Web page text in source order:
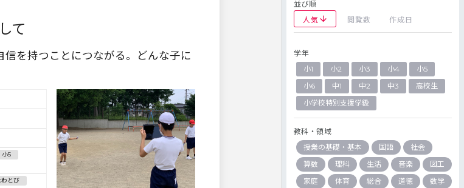
て
を持つことにつながる。どんな子に
小5
とび
並び順
人気
閲覧数 作成日
学年
小1
小2 小3 小4
小5
小6
中1 中2 中3
高校生
小学校特別支援学級
教科・領域
授業の基礎・基本
国語
社会
算数
理科 生活 音楽
図工
家庭
体育 総合 道徳
数学